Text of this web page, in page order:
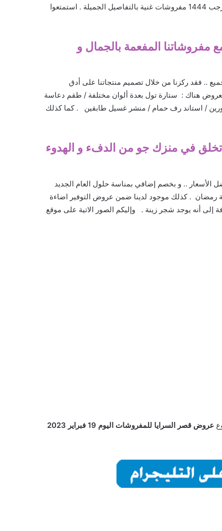
عروض قصر السرايا للمفروشات اليوم 19 فبراير 2023 الموافق 28 رجب 1444 مفروشات غنية بالتفاصيل الجميلة . استمتعوا
مفروشاتنا المفعمة بالجمال و
.. فقد ركزنا من خلال تصميم منتجاتنا على أدق
هناك : ستارة تول بعدة ألوان مختلفة / طقم دعاسة
/ استاند رف حمام / منشر غسيل طابقين . كما كذلك
تخلق في منزك جو من الدفء و الهدوء
الأسعار .. و بخصم إضافي بمناسة حلول العام الجديد
رمضان . كذلك موجود لدينا ضمن عروض التوفير اضاءة
إلى أنه يوجد شجر زينة . وإليكم الصور الاتية على موقع
عروض قصر السرايا للمفروشات اليوم 19 فبراير 2023